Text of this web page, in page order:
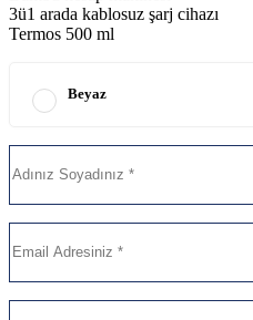
3ü1 arada kablosuz şarj cihazı
Termos 500 ml
Beyaz